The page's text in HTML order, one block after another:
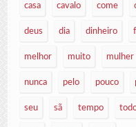
casa cavalo come
deus dia dinheiro
melhor muito mulher
nunca pelo pouco
seu sã tempo